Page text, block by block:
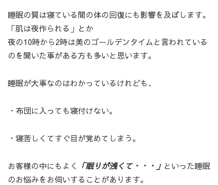
睡眠の質は寝ている間の体の回復にも影響を及ぼします。
「肌は夜作られる」とか
夜の10時から2時は美のゴールデンタイムと言われている
のを聞いた事がある方も多いと思います。
睡眠が大事なのはわかっているけれども、
・布団に入っても寝付けない。
・寝苦しくてすぐ目が覚めてしまう。
お客様の中にもよく 「眠りが浅くて・・・」 といった睡眠
のお悩みをお伺いすることがあります。